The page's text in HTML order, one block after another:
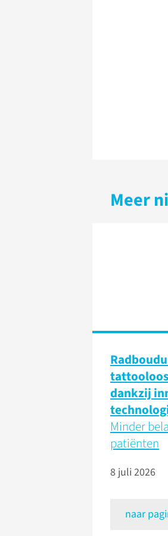
Meer
dankzij
Minder
patiënten
8 juli 2026
naar